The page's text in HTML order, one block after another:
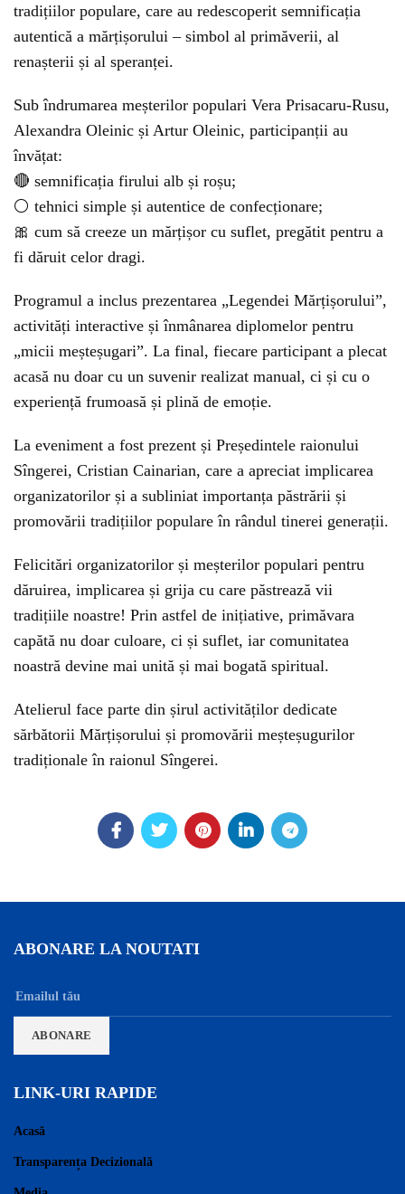
tradițiilor populare, care au redescoperit semnificația
autentică a mărțișorului – simbol al primăverii, al
renașterii și al speranței.
Sub îndrumarea meșterilor populari Vera Prisacaru-Rusu,
Alexandra Oleinic și Artur Oleinic, participanții au
învățat:
🔴 semnificația firului alb și roșu;
⚪ tehnici simple și autentice de confecționare;
🎀 cum să creeze un mărțișor cu suflet, pregătit pentru a
fi dăruit celor dragi.
Programul a inclus prezentarea „Legendei Mărțișorului”,
activități interactive și înmânarea diplomelor pentru
„micii meșteșugari”. La final, fiecare participant a plecat
acasă nu doar cu un suvenir realizat manual, ci și cu o
experiență frumoasă și plină de emoție.
La eveniment a fost prezent și Președintele raionului
Sîngerei, Cristian Cainarian, care a apreciat implicarea
organizatorilor și a subliniat importanța păstrării și
promovării tradițiilor populare în rândul tinerei generații.
Felicitări organizatorilor și meșterilor populari pentru
dăruirea, implicarea și grija cu care păstrează vii
tradițiile noastre! Prin astfel de inițiative, primăvara
capătă nu doar culoare, ci și suflet, iar comunitatea
noastră devine mai unită și mai bogată spiritual.
Atelierul face parte din șirul activităților dedicate
sărbătorii Mărțișorului și promovării meșteșugurilor
tradiționale în raionul Sîngerei.
ABONARE LA NOUTATI
LINK-URI RAPIDE
Acasă
Transparența Decizională